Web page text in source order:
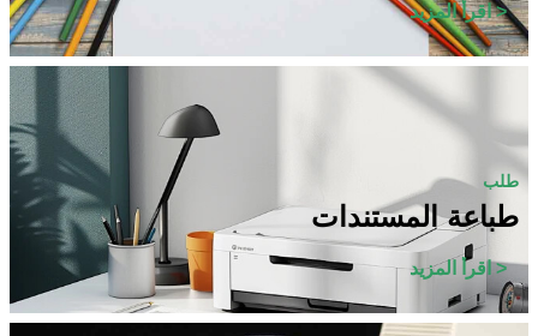
اقرأ المزيد >
طلب
طباعة المستندات
اقرأ المزيد >